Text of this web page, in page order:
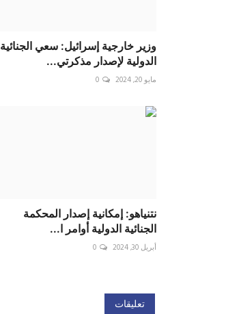
وزير خارجية إسرائيل: سعي الجنائية
الدولية لإصدار مذكرتي...
مايو 20, 2024 0
نتنياهو: إمكانية إصدار المحكمة
الجنائية الدولية أوامر ا...
أبريل 30, 2024 0
تعليقات